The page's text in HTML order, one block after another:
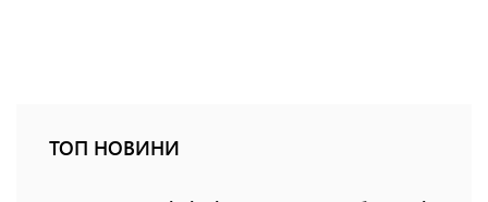
ТОП НОВИНИ